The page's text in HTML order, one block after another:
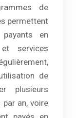
de
permettent
en
et services
de
plusieurs
par an, voire